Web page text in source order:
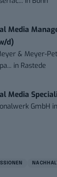
Media
d)
& Meyer-
in Rastede
Media
GmbH in